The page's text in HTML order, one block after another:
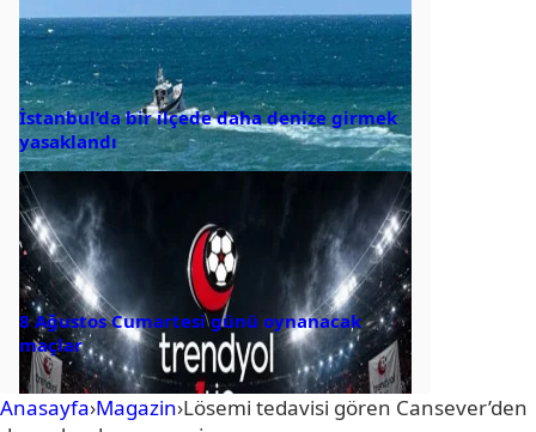
İstanbul’da bir ilçede daha denize girmek
yasaklandı
8 Ağustos Cumartesi günü oynanacak
maçlar
Anasayfa›Magazin›Lösemi tedavisi gören Cansever’den